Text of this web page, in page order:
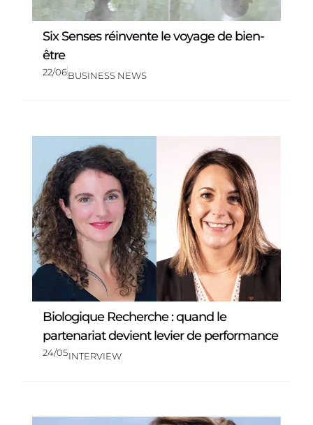
Six Senses réinvente le voyage de bien-
être
22/06BUSINESS NEWS
Biologique Recherche : quand le
partenariat devient levier de performance
24/05INTERVIEW